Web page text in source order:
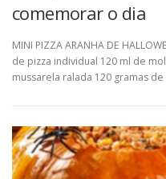
comemorar o dia
MINI PIZZA ARANHA DE
de pizza individual 120 ml de
mussarela ralada 120 gramas